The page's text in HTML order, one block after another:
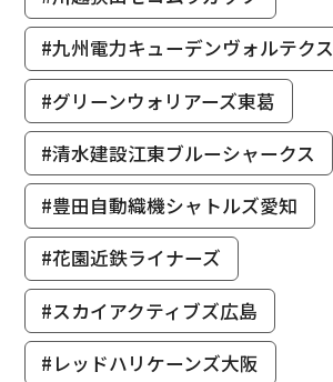
#九州電力キューデンヴォルテクス
#グリーンウォリアーズ東葛
#清水建設江東ブルーシャークス
#豊田自動織機シャトルズ愛知
#花園近鉄ライナーズ
#スカイアクティブズ広島
#レッドハリケーンズ大阪